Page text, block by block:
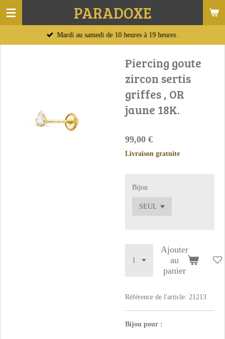
Passer
PARADOXE
Mardi au samedi de 10 heures à 19 heures .
Piercing goute
zircon sertis
griffes , OR
jaune 18K.
99,00 €
Livraison gratuite
Bijou
Ajouter
au
panier
Référence de l'article: 21213
Bijou pour :